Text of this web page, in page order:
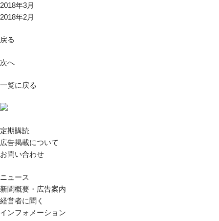
2018年3月
2018年2月
戻る
次へ
一覧に戻る
定期購読
広告掲載について
お問い合わせ
ニュース
新聞概要・広告案内
経営者に聞く
インフォメーション